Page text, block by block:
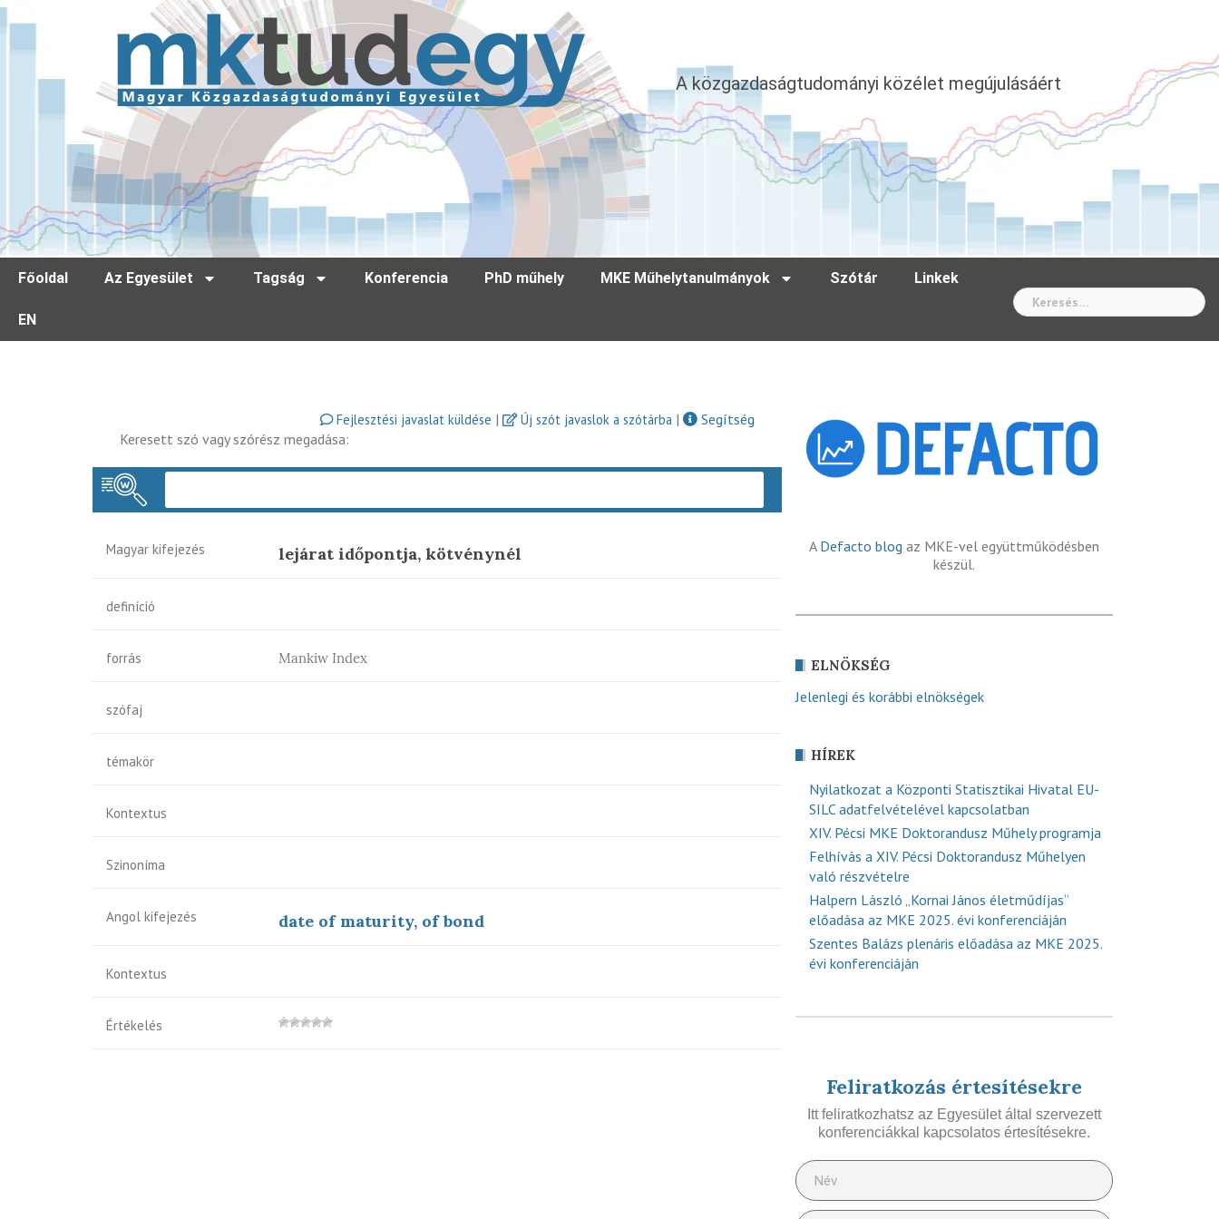
A közgazdaságtudományi közélet megújulásáért
Főoldal Az Egyesület Tagság Konferencia PhD műhely MKE Műhelytanulmányok Szótár Linkek
EN
Fejlesztési javaslat küldése | Új szót javaslok a szótárba |
Segítség
Keresett szó vagy szórész megadása:
Magyar kifejezés lejárat időpontja, kötvénynél
definíció
forrás Mankiw Index
szófaj
témakör
Kontextus
Szinoníma
Angol kifejezés date of maturity, of bond
Kontextus
Értékelés
A Defacto blog az MKE-vel együttműködésben
készül.
ELNÖKSÉG
Jelenlegi és korábbi elnökségek
HÍREK
Nyilatkozat a Központi Statisztikai Hivatal EU-
SILC adatfelvételével kapcsolatban
XIV. Pécsi MKE Doktorandusz Műhely programja
Felhívás a XIV. Pécsi Doktorandusz Műhelyen
való részvételre
Halpern László „Kornai János életműdíjas”
előadása az MKE 2025. évi konferenciáján
Szentes Balázs plenáris előadása az MKE 2025.
évi konferenciáján
Feliratkozás értesítésekre
Itt feliratkozhatsz az Egyesület által szervezett
konferenciákkal kapcsolatos értesítésekre.